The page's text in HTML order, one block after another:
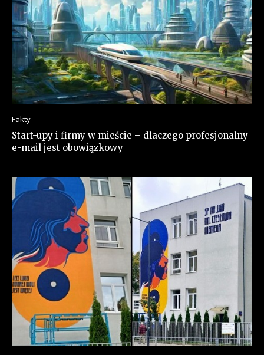
Fakty
Start-upy i firmy w mieście – dlaczego profesjonalny
e-mail jest obowiązkowy